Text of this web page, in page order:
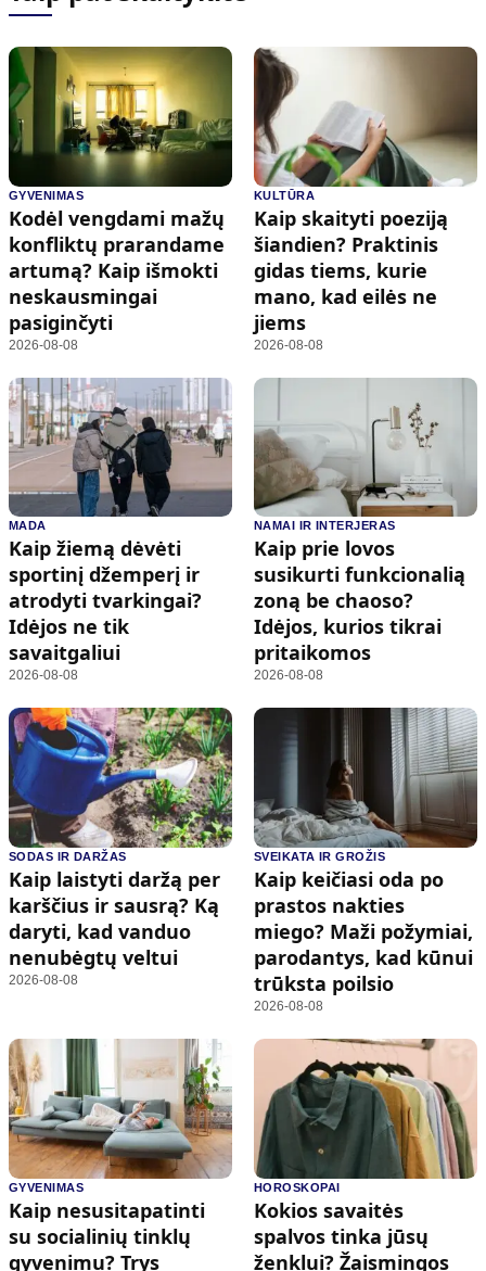
GYVENIMAS
Kodėl vengdami mažų
konfliktų prarandame
artumą? Kaip išmokti
neskausmingai
pasiginčyti
2026-08-08
KULTŪRA
Kaip skaityti poeziją
šiandien? Praktinis
gidas tiems, kurie
mano, kad eilės ne
jiems
2026-08-08
MADA
Kaip žiemą dėvėti
sportinį džemperį ir
atrodyti tvarkingai?
Idėjos ne tik
savaitgaliui
2026-08-08
NAMAI IR INTERJERAS
Kaip prie lovos
susikurti funkcionalią
zoną be chaoso?
Idėjos, kurios tikrai
pritaikomos
2026-08-08
SODAS IR DARŽAS
Kaip laistyti daržą per
karščius ir sausrą? Ką
daryti, kad vanduo
nenubėgtų veltui
2026-08-08
SVEIKATA IR GROŽIS
Kaip keičiasi oda po
prastos nakties
miego? Maži požymiai,
parodantys, kad kūnui
trūksta poilsio
2026-08-08
GYVENIMAS
Kaip nesusitapatinti
su socialinių tinklų
gyvenimu? Trys
HOROSKOPAI
Kokios savaitės
spalvos tinka jūsų
ženklui? Žaismingos